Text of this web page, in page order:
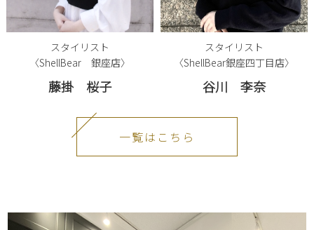
スタイリスト
〈ShellBear 銀座店〉
藤掛 桜子
スタイリスト
〈ShellBear銀座四丁目店〉
谷川 李奈
一覧はこちら